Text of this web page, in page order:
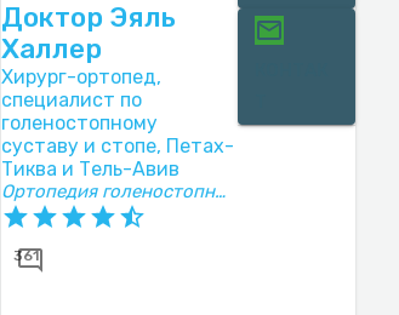
Доктор Эяль
Халлер
Хирург-ортопед,
специалист по
голеностопному
суставу и стопе, Петах-
Тиква и Тель-Авив
Ортопедия голеностопного сустава и стопы
361